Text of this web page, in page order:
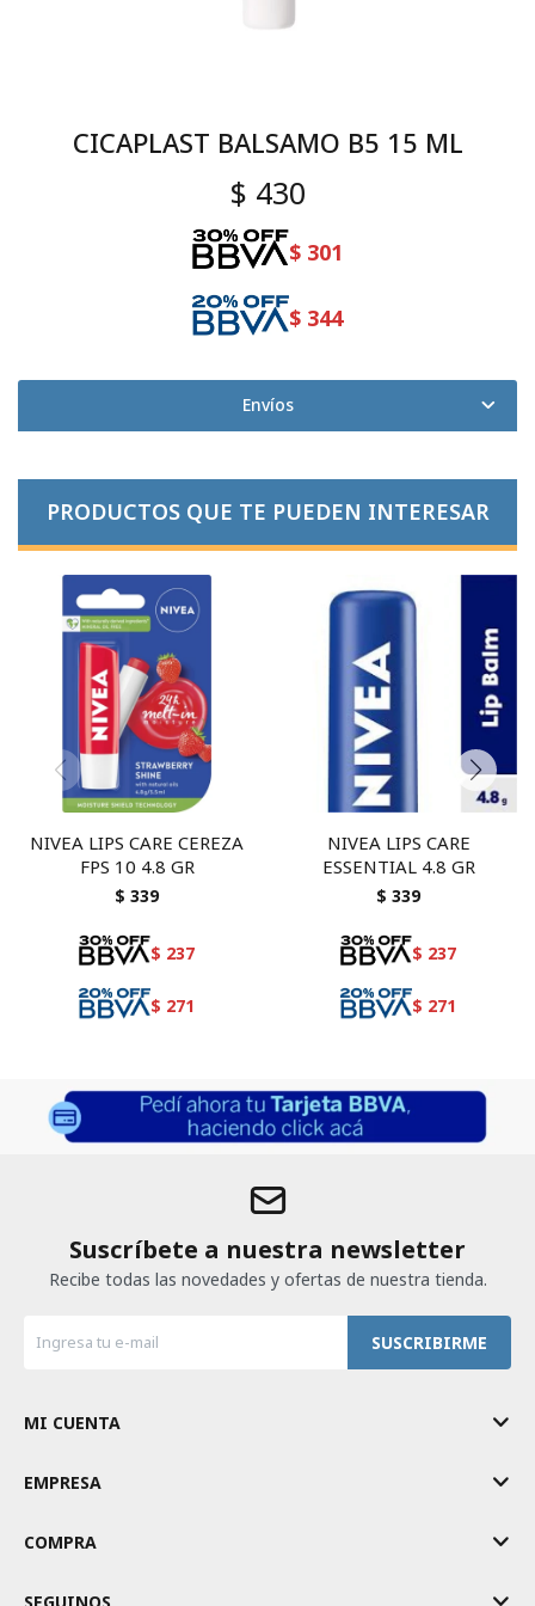
CICAPLAST BALSAMO B5 15 ML
$ 430
$ 301
$ 344
Envíos
PRODUCTOS QUE TE PUEDEN INTERESAR
NIVEA LIPS CARE CEREZA
FPS 10 4.8 GR
$ 339
$ 237
$ 271
NIVEA LIPS CARE
ESSENTIAL 4.8 GR
$ 339
$ 237
$ 271
Suscríbete a nuestra newsletter
Recibe todas las novedades y ofertas de nuestra tienda.
SUSCRIBIRME
MI CUENTA
EMPRESA
COMPRA